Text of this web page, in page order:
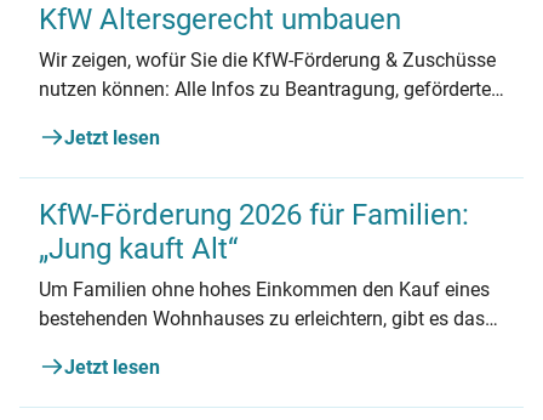
KfW Altersgerecht umbauen
Wir zeigen, wofür Sie die KfW-Förderung & Zuschüsse
nutzen können: Alle Infos zu Beantragung, geförderten
Jetzt lesen
KfW-Förderung 2026 für Familien:
„Jung kauft Alt“
Um Familien ohne hohes Einkommen den Kauf eines
bestehenden Wohnhauses zu erleichtern, gibt es das
alles Wichtige zum Förderprogramm und den
Voraussetzungen.
Jetzt lesen